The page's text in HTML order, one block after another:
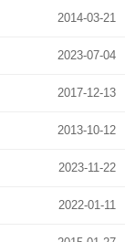
2014-03-21
2023-07-04
2017-12-13
2013-10-12
2023-11-22
2022-01-11